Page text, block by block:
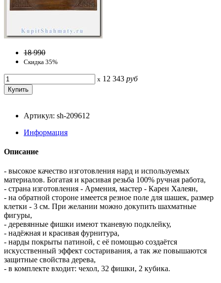
18 990
Скидка 35%
x 12 343 руб
Артикул: sh-209612
Информация
Описание
- высокое качество изготовления нард и используемых
материалов. Богатая и красивая резьба 100% ручная работа,
- страна изготовления - Армения, мастер - Карен Халеян,
- на обратной стороне имеется резное поле для шашек, размер
клетки - 3 см. При желании можно докупить шахматные
фигуры,
- деревянные фишки имеют тканевую подклейку,
- надёжная и красивая фурнитура,
- нарды покрыты патиной, с её помощью создаётся
искусственный эффект состаривания, а так же повышаются
защитные свойства дерева,
- в комплекте входит: чехол, 32 фишки, 2 кубика.